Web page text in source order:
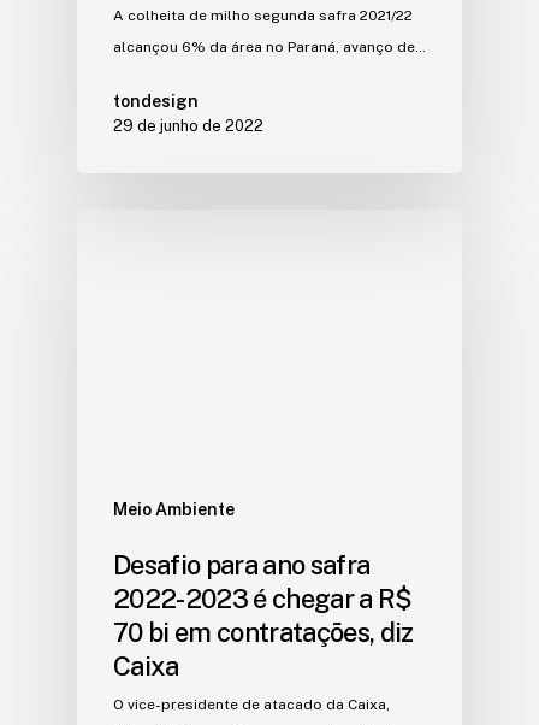
A colheita de milho segunda safra 2021/22
alcançou 6% da área no Paraná, avanço de…
tondesign
29 de junho de 2022
Meio Ambiente
Desafio para ano safra
2022-2023 é chegar a R$
70 bi em contratações, diz
Caixa
O vice-presidente de atacado da Caixa,